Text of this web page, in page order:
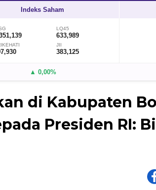
Indeks Saham
LQ45
633,989
JII
383,125
▲ 0,00%
di Kabupaten
Presiden RI: